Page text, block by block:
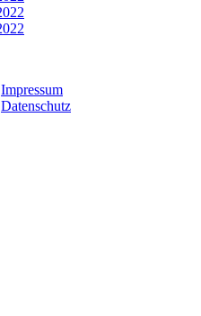
Impressum
Datenschutz